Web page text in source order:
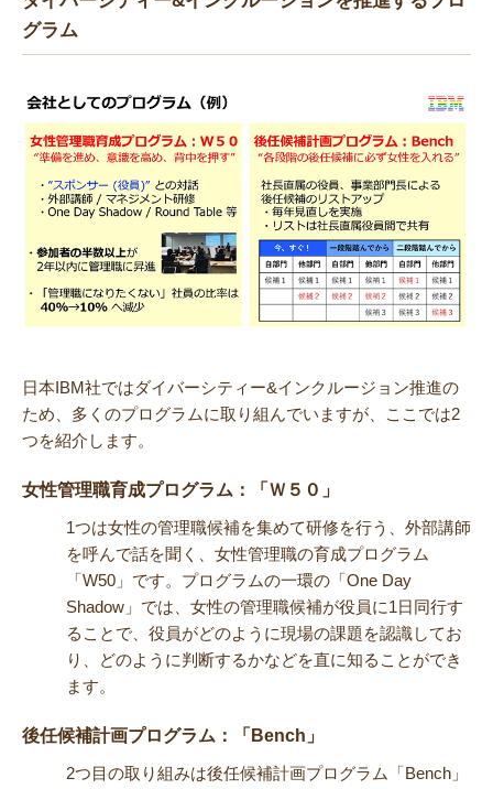
グラム
日本IBM社ではダイバーシティー&インクルージョン推進の
ため、多くのプログラムに取り組んでいますが、ここでは2
つを紹介します。
女性管理職育成プログラム：「Ｗ５０」
1つは女性の管理職候補を集めて研修を行う、外部講師
を呼んで話を聞く、女性管理職の育成プログラム
「W50」です。プログラムの一環の「One Day
Shadow」では、女性の管理職候補が役員に1日同行す
ることで、役員がどのように現場の課題を認識してお
り、どのように判断するかなどを直に知ることができ
ます。
後任候補計画プログラム：「Bench」
2つ目の取り組みは後任候補計画プログラム「Bench」